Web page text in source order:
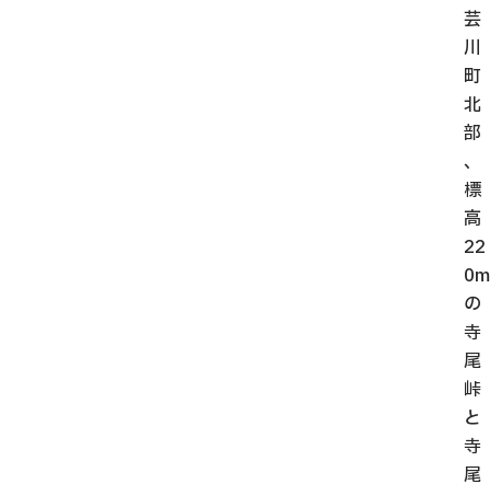
芸
川
町
北
部
、
標
高
22
0m
の
寺
尾
峠
と
寺
尾